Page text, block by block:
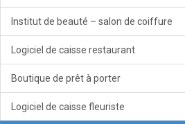
Institut de beauté – salon de coiffure
Logiciel de caisse restaurant
Boutique de prêt à porter
Logiciel de caisse fleuriste